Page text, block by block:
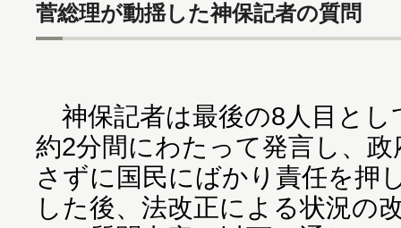
菅総理が動揺した神保記者の質問
神保記者は最後の8人目とし
約2分間にわたって発言し、
さずに国民にばかり責任を押
した後、法改正による状況の